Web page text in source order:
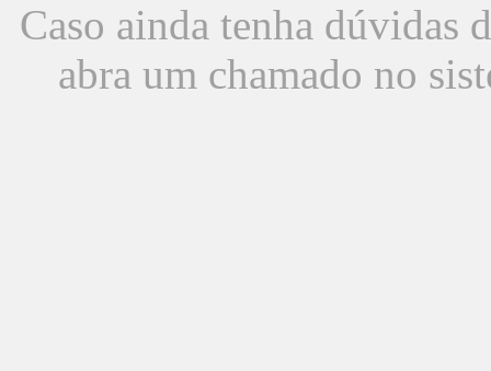
Caso ainda tenha dúvidas
abra um chamado no